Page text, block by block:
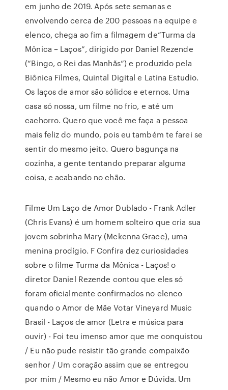
em junho de 2019. Após sete semanas e
envolvendo cerca de 200 pessoas na equipe e
elenco, chega ao fim a filmagem de”Turma da
Mônica – Laços”, dirigido por Daniel Rezende
(“Bingo, o Rei das Manhãs”) e produzido pela
Biônica Filmes, Quintal Digital e Latina Estudio.
Os laços de amor são sólidos e eternos. Uma
casa só nossa, um filme no frio, e até um
cachorro. Quero que você me faça a pessoa
mais feliz do mundo, pois eu também te farei se
sentir do mesmo jeito. Quero bagunça na
cozinha, a gente tentando preparar alguma
coisa, e acabando no chão.
Filme Um Laço de Amor Dublado - Frank Adler
(Chris Evans) é um homem solteiro que cria sua
jovem sobrinha Mary (Mckenna Grace), uma
menina prodígio. F Confira dez curiosidades
sobre o filme Turma da Mônica - Laços! o
diretor Daniel Rezende contou que eles só
foram oficialmente confirmados no elenco
quando o Amor de Mãe Votar Vineyard Music
Brasil - Laços de amor (Letra e música para
ouvir) - Foi teu imenso amor que me conquistou
/ Eu não pude resistir tão grande compaixão
senhor / Um coração assim que se entregou
por mim / Mesmo eu não Amor e Dúvida. Um